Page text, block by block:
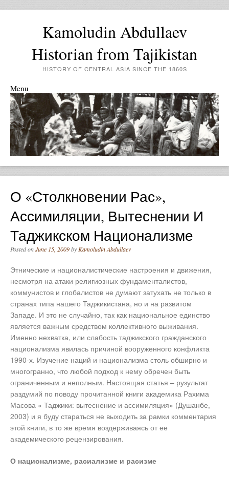
Kamoludin Abdullaev
Historian from Tajikistan
HISTORY OF CENTRAL ASIA SINCE THE 1860S
Menu
Skip to content
О «столкновении Рас»,
Ассимиляции, Вытеснении И
Таджикском Национализме
Posted onJune 15, 2009byKamoludin Abdullaev
Этнические и националистические настроения и движения,
несмотря на атаки религиозных фундаменталистов,
коммунистов и глобалистов не думают затухать не только в
странах типа нашего Таджикистана, но и на развитом
Западе. И это не случайно, так как национальное единство
является важным средством коллективного выживания.
Именно нехватка, или слабость таджикского гражданского
национализма явилась причиной вооруженного конфликта
1990-х. Изучение наций и национализма столь обширно и
многогранно, что любой подход к нему обречен быть
ограниченным и неполным. Настоящая статья – рузультат
раздумий по поводу прочитанной книги академика Рахима
Масова « Таджики: вытеснение и ассимиляция» (Душанбе,
2003) и я буду стараться не выходить за рамки комментария
этой книги, в то же время воздерживаясь от ее
академического рецензирования.
О национализме, расиализме и расизме